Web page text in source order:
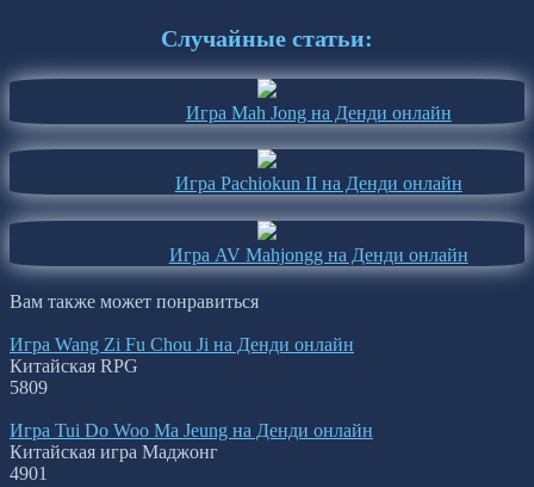
Случайные статьи:
Игра Mah Jong на Денди онлайн
Игра Pachiokun II на Денди онлайн
Игра AV Mahjongg на Денди онлайн
Вам также может понравиться
Игра Wang Zi Fu Chou Ji на Денди онлайн
Китайская RPG
5809
Игра Tui Do Woo Ma Jeung на Денди онлайн
Китайская игра Маджонг
4901